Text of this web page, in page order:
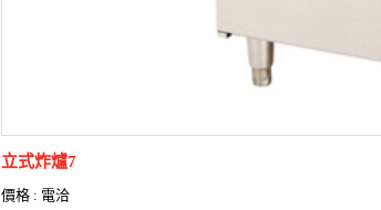
立式炸爐7
價格 : 電洽